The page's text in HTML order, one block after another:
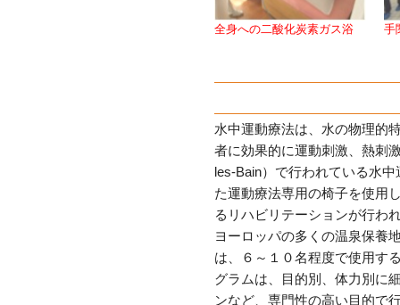
全身への二酸化炭素ガス浴 手
水中運動療法は、水の物理的
者に効果的に運動刺激、熱刺
les-Bain）で行われている水
た運動療法専用の椅子を使用
るリハビリテーションが行わ
ヨーロッパの多くの温泉保養
は、６～１０名程度で使用す
グラムは、目的別、体力別に
ンなど、専門性の高い目的で